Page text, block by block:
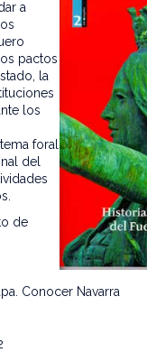
a
pactos
la
los
foral
del
de
Conocer Navarra